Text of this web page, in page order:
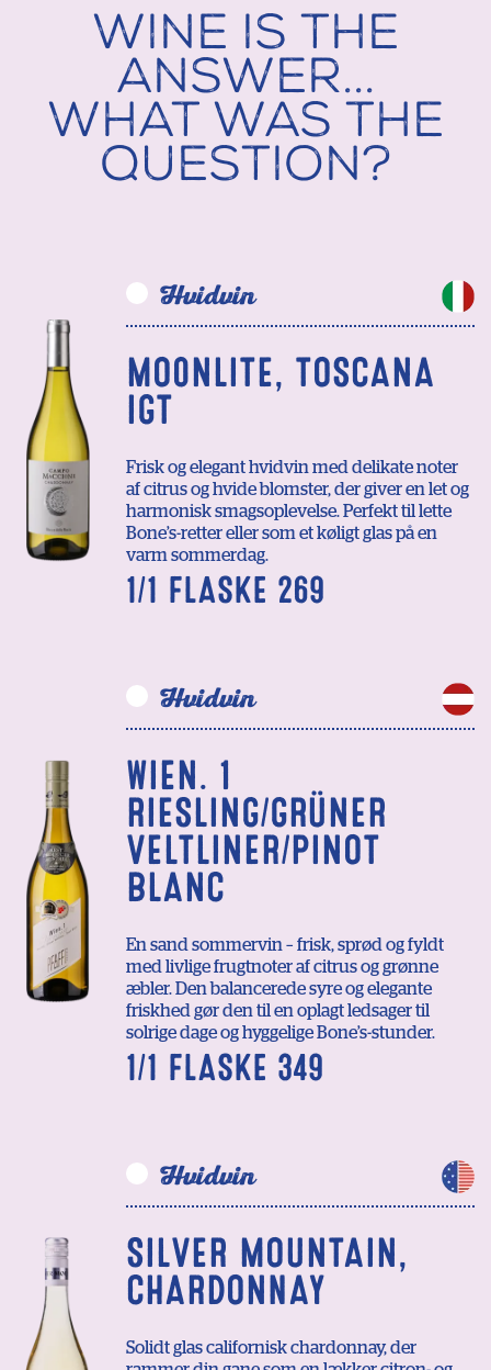
Wine is the
answer...
What was the
question?
Hvidvin
MOONLITE, TOSCANA
IGT
Frisk og elegant hvidvin med delikate noter
af citrus og hvide blomster, der giver en let og
harmonisk smagsoplevelse. Perfekt til lette
Bone’s-retter eller som et køligt glas på en
varm sommerdag.
1/1 FLASKE 269
Hvidvin
WIEN. 1
RIESLING/GRÜNER
VELTLINER/PINOT
BLANC
En sand sommervin – frisk, sprød og fyldt
med livlige frugtnoter af citrus og grønne
æbler. Den balancerede syre og elegante
friskhed gør den til en oplagt ledsager til
solrige dage og hyggelige Bone’s-stunder.
1/1 FLASKE 349
Hvidvin
SILVER MOUNTAIN,
CHARDONNAY
Solidt glas californisk chardonnay, der